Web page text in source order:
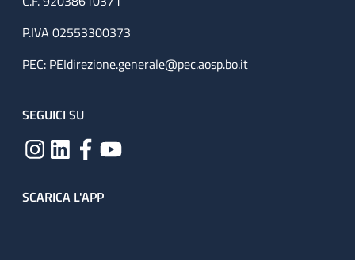
P.IVA 02553300373
PEC: PEIdirezione.generale@pec.aosp.bo.it
SEGUICI SU
SCARICA L'APP